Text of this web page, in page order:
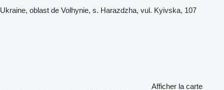
Ukraine, oblast de Volhynie, s. Harazdzha, vul. Kyivska, 107
Afficher la carte